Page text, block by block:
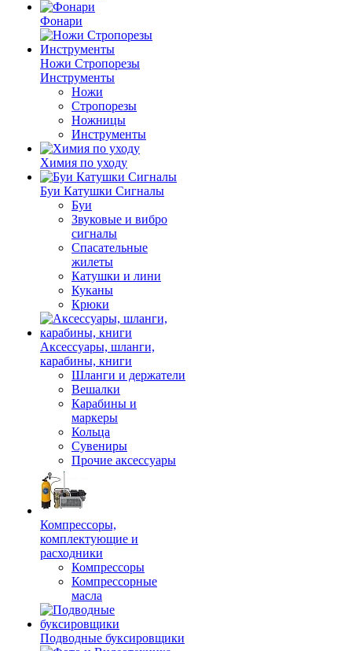
Фонари
Ножи Стропорезы
Инструменты
Ножи
Стропорезы
Ножницы
Инструменты
Химия по уходу
Буи Катушки Сигналы
Буи
Звуковые и вибро
сигналы
Спасательные
жилеты
Катушки и лини
Куканы
Крюки
Аксессуары, шланги,
карабины, книги
Шланги и держатели
Вешалки
Карабины и
маркеры
Кольца
Сувениры
Прочие аксессуары
Компрессоры,
комплектующие и
расходники
Компрессоры
Компрессорные
масла
Подводные буксировщики